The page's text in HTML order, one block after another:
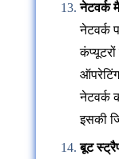
नेटवर्क
नेटवर्क
नेटवर्क
इसकी
बूट